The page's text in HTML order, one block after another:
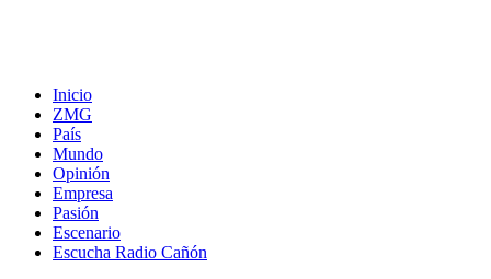
Inicio
ZMG
País
Mundo
Opinión
Empresa
Pasión
Escenario
Escucha Radio Cañón